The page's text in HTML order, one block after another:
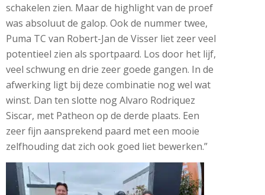
schakelen zien. Maar de highlight van de proef
was absoluut de galop. Ook de nummer twee,
Puma TC van Robert-Jan de Visser liet zeer veel
potentieel zien als sportpaard. Los door het lijf,
veel schwung en drie zeer goede gangen. In de
afwerking ligt bij deze combinatie nog wel wat
winst. Dan ten slotte nog Alvaro Rodriquez
Siscar, met Patheon op de derde plaats. Een
zeer fijn aansprekend paard met een mooie
zelfhouding dat zich ook goed liet bewerken.”